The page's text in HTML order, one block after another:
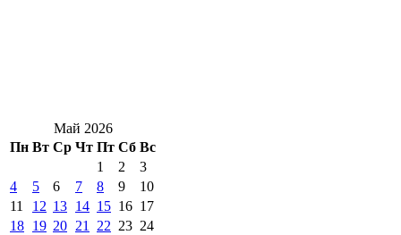
Май 2026
Пн Вт Ср Чт Пт Сб Вс
1 2
3
4
5 6 7 8 9
10
11
12 13 14 15 16 17
18 19 20 21 22 23 24